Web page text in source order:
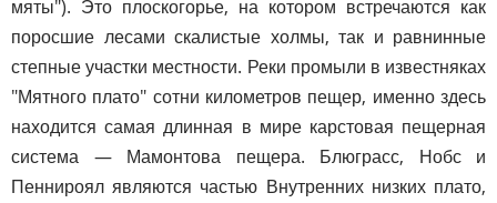
мяты"). Это плоскогорье, на котором встречаются как
поросшие лесами скалистые холмы, так и равнинные
степные участки местности. Реки промыли в известняках
"Мятного плато" сотни километров пещер, именно здесь
находится самая длинная в мире карстовая пещерная
система — Мамонтова пещера. Блюграсс, Нобс и
Пеннироял являются частью Внутренних низких плато,